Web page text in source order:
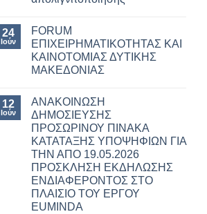
24
Ιούν
FORUM
ΕΠΙΧΕΙΡΗΜΑΤΙΚΟΤΗΤΑΣ ΚΑΙ
ΚΑΙΝΟΤΟΜΙΑΣ ΔΥΤΙΚΗΣ
ΜΑΚΕΔΟΝΙΑΣ
12
Ιούν
ΑΝΑΚΟΙΝΩΣΗ
ΔΗΜΟΣΙΕΥΣΗΣ
ΠΡΟΣΩΡΙΝΟΥ ΠΙΝΑΚΑ
ΚΑΤΑΤΑΞΗΣ ΥΠΟΨΗΦΙΩΝ ΓΙΑ
ΤΗΝ ΑΠO 19.05.2026
ΠΡΟΣΚΛΗΣΗ ΕΚΔΗΛΩΣΗΣ
ΕΝΔΙΑΦΕΡΟΝΤΟΣ ΣΤΟ
ΠΛΑΙΣΙΟ ΤΟΥ ΕΡΓΟΥ
EUMINDA